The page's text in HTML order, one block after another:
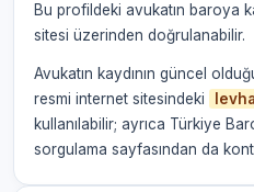
Bu profildeki avukatın baroya
sitesi üzerinden doğrulanabilir.
Avukatın kaydının güncel
resmi internet sitesindeki
kullanılabilir; ayrıca Türkiye
sorgulama sayfasından da